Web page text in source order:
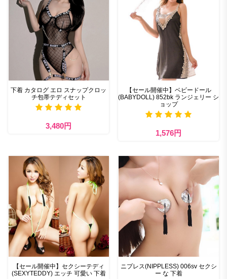
下着 カタログ エロ スナップクロッ
チ包帯テディセット
3,480円
【セール開催中】ベビードール
(BABYDOLL) 852bk ランジェリー シ
ョップ
1,576円
【セール開催中】セクシーテディ
(SEXYTEDDY) エッチ 可愛い 下着
ニプレス(NIPPLESS) 006sv セクシ
ー な 下着